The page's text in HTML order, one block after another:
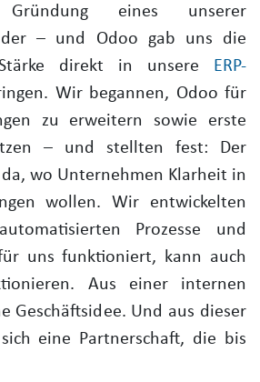
eines unserer
– und Odoo gab uns die
direkt in unsere ERP-
Wir begannen, Odoo für
zu erweitern sowie erste
– und stellten fest: Der
wo Unternehmen Klarheit in
wollen. Wir entwickelten
Prozesse und
uns funktioniert, kann auch
Aus einer internen
Geschäftsidee. Und aus dieser
eine Partnerschaft, die bis